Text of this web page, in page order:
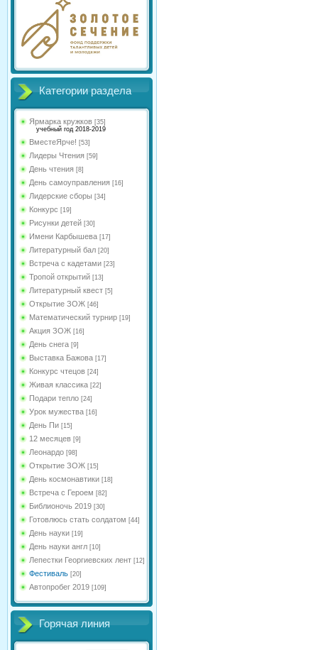
Категории раздела
Ярмарка кружков [35]
учебный год 2018-2019
ВместеЯрче! [53]
Лидеры Чтения [59]
День чтения [8]
День самоуправления [16]
Лидерские сборы [34]
Конкурс [19]
Рисунки детей [30]
Имени Карбышева [17]
Литературный бал [20]
Встреча с кадетами [23]
Тропой открытий [13]
Литературный квест [5]
Открытие ЗОЖ [46]
Математический турнир [19]
Акция ЗОЖ [16]
День снега [9]
Выставка Бажова [17]
Конкурс чтецов [24]
Живая классика [22]
Подари тепло [24]
Урок мужества [16]
День Пи [15]
12 месяцев [9]
Леонардо [98]
Открытие ЗОЖ [15]
День космонавтики [18]
Встреча с Героем [82]
Библионочь 2019 [30]
Готовлюсь стать солдатом [44]
День науки [19]
День науки англ [10]
Лепестки Георгиевских лент [12]
Фестиваль [20]
Автопробег 2019 [109]
Горячая линия